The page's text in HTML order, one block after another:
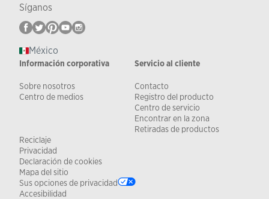
Síganos
México
Información corporativa
Sobre nosotros
Centro de medios
Servicio al cliente
Contacto
Registro del producto
Centro de servicio
Encontrar en la zona
Retiradas de productos
Reciclaje
Privacidad
Declaración de cookies
Mapa del sitio
Sus opciones de privacidad
Accesibilidad